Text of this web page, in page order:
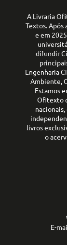
A Livraria
Textos. Após
e em
difundir
Engenharia
Ambiente,
Estamos
Ofitexto
livros
o
E-